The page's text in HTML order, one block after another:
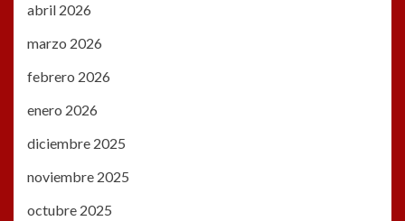
abril 2026
marzo 2026
febrero 2026
enero 2026
diciembre 2025
noviembre 2025
octubre 2025